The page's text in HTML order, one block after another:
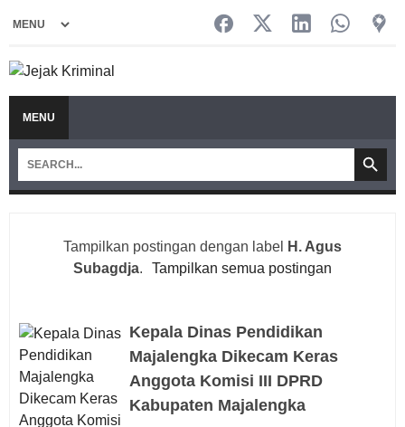
MENU
Tampilkan postingan dengan label
H. Agus
Subagdja. Tampilkan semua postingan
Kepala Dinas Pendidikan
Majalengka Dikecam Keras
Anggota Komisi III DPRD
Kabupaten Majalengka